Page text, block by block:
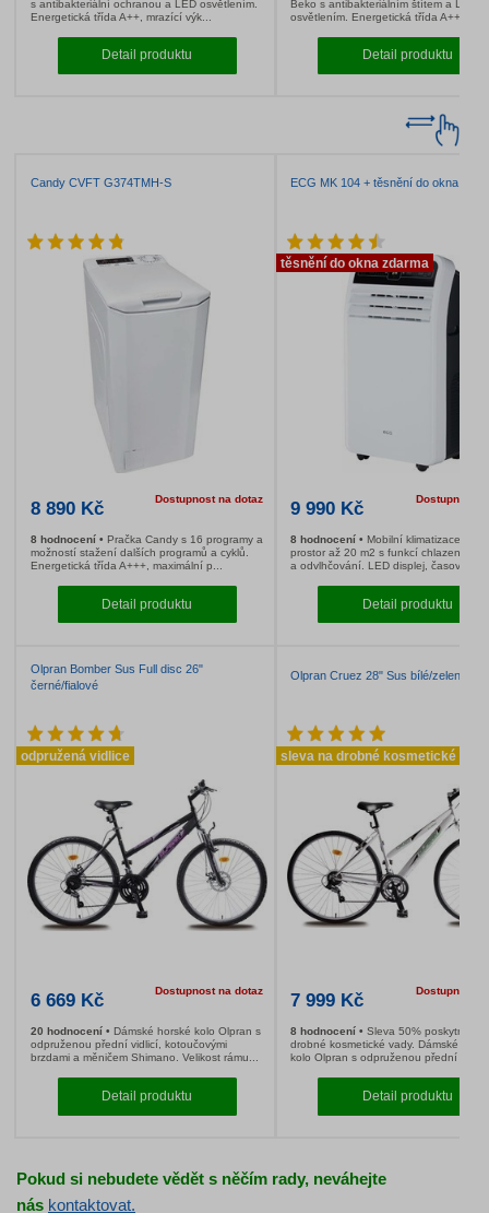
8 968 Kč
8 hodnocení
Kombinovaná chladnička Beko
s antibakteriální ochranou a LED osvětlením.
Energetická třída A++, mrazící výk...
Detail produktu
9 573 Kč
194 hodnocení
Beko s
osvětlením.
obje...
Candy CVFT G374TMH-S
8 890 Kč Dostupnost na dotaz 9 990 Kč
těsnění do okna
Pokud si nebudete vědět s něčím rady, neváhejte
nás kontaktovat.